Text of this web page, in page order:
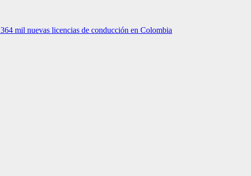
mil nuevas licencias de conducción en Colombia